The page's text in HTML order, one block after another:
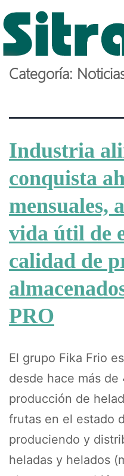
Categoría:
Industria
conquista
mensuales,
vida útil de
calidad de
PRO
El grupo Fika Frio
desde hace más
producción de
frutas en el estado
produciendo y
heladas y helados